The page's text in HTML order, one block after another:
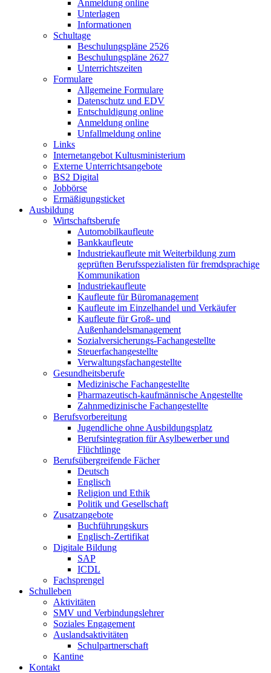
Anmeldung online
Unterlagen
Informationen
Schultage
Beschulungspläne 2526
Beschulungspläne 2627
Unterrichtszeiten
Formulare
Allgemeine Formulare
Datenschutz und EDV
Entschuldigung online
Anmeldung online
Unfallmeldung online
Links
Internetangebot Kultusministerium
Externe Unterrichtsangebote
BS2 Digital
Jobbörse
Ermäßigungsticket
Ausbildung
Wirtschaftsberufe
Automobilkaufleute
Bankkaufleute
Industriekaufleute mit Weiterbildung zum
geprüften Berufsspezialisten für fremdsprachige
Kommunikation
Industriekaufleute
Kaufleute für Büromanagement
Kaufleute im Einzelhandel und Verkäufer
Kaufleute für Groß- und
Außenhandelsmanagement
Sozialversicherungs-Fachangestellte
Steuerfachangestellte
Verwaltungsfachangestellte
Gesundheitsberufe
Medizinische Fachangestellte
Pharmazeutisch-kaufmännische Angestellte
Zahnmedizinische Fachangestellte
Berufsvorbereitung
Jugendliche ohne Ausbildungsplatz
Berufsintegration für Asylbewerber und
Flüchtlinge
Berufsübergreifende Fächer
Deutsch
Englisch
Religion und Ethik
Politik und Gesellschaft
Zusatzangebote
Buchführungskurs
Englisch-Zertifikat
Digitale Bildung
SAP
ICDL
Fachsprengel
Schulleben
Aktivitäten
SMV und Verbindungslehrer
Soziales Engagement
Auslandsaktivitäten
Schulpartnerschaft
Kantine
Kontakt